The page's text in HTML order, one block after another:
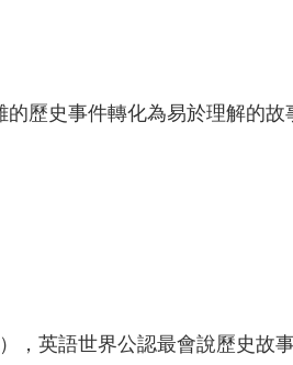
歷史事件轉化為易於理解的
，英語世界公認最會說歷史故